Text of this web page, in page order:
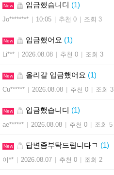
New 입금했습니디 (1)
Jo******** 10:05 추천 0 조회 3
New 입금했어요 (1)
Li*** 2026.08.08 추천 0 조회 3
New 올리갈 입금했어요 (1)
Cu****** 2026.08.08 추천 0 조회 3
New 입금했습니디 (1)
ae****** 2026.08.08 추천 0 조회 5
New 답변좀부탁드립니다ㄱ (1)
이** 2026.08.07 추천 0 조회 2